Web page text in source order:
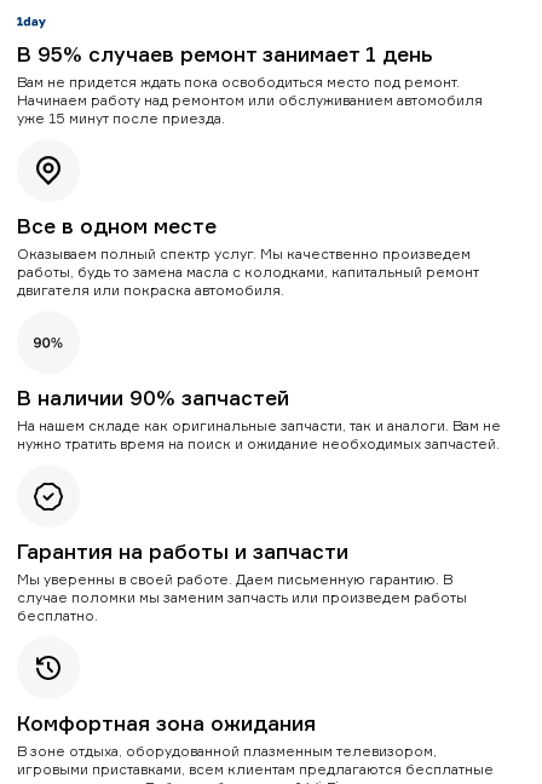
В 95% случаев ремонт занимает 1 день
Вам не придется ждать пока освободиться место под ремонт.
Начинаем работу над ремонтом или обслуживанием автомобиля
уже 15 минут после приезда.
Все в одном месте
Оказываем полный спектр услуг. Мы качественно произведем
работы, будь то замена масла с колодками, капитальный ремонт
двигателя или покраска автомобиля.
В наличии 90% запчастей
На нашем складе как оригинальные запчасти, так и аналоги. Вам не
нужно тратить время на поиск и ожидание необходимых запчастей.
Гарантия на работы и запчасти
Мы уверенны в своей работе. Даем письменную гарантию. В
случае поломки мы заменим запчасть или произведем работы
бесплатно.
Комфортная зона ожидания
В зоне отдыха, оборудованной плазменным телевизором,
игровыми приставками, всем клиентам предлагаются бесплатные